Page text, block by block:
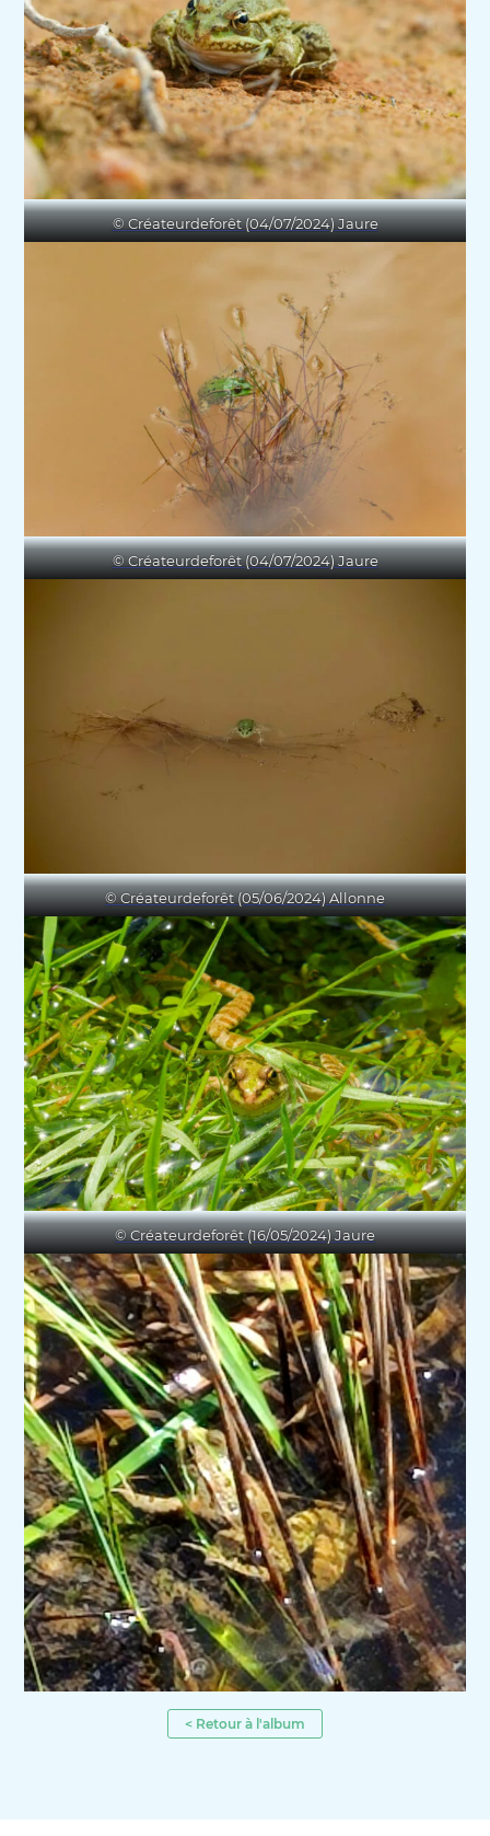
© Créateurdeforêt (04/07/2024) Jaure
© Créateurdeforêt (04/07/2024) Jaure
© Créateurdeforêt (05/06/2024) Allonne
© Créateurdeforêt (16/05/2024) Jaure
< Retour à l'album